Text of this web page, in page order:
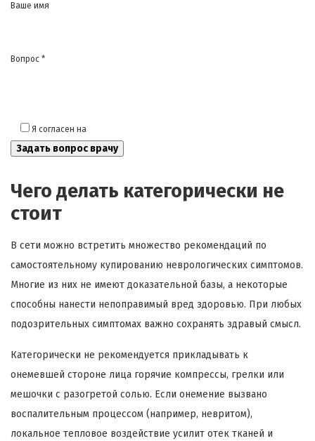
Ваше имя
Вопрос *
Я согласен на
Чего делать категорически не
стоит
В сети можно встретить множество рекомендаций по
самостоятельному купированию неврологических симптомов.
Многие из них не имеют доказательной базы, а некоторые
способны нанести непоправимый вред здоровью. При любых
подозрительных симптомах важно сохранять здравый смысл.
Категорически не рекомендуется прикладывать к
онемевшей стороне лица горячие компрессы, грелки или
мешочки с разогретой солью. Если онемение вызвано
воспалительным процессом (например, невритом),
локальное тепловое воздействие усилит отек тканей и